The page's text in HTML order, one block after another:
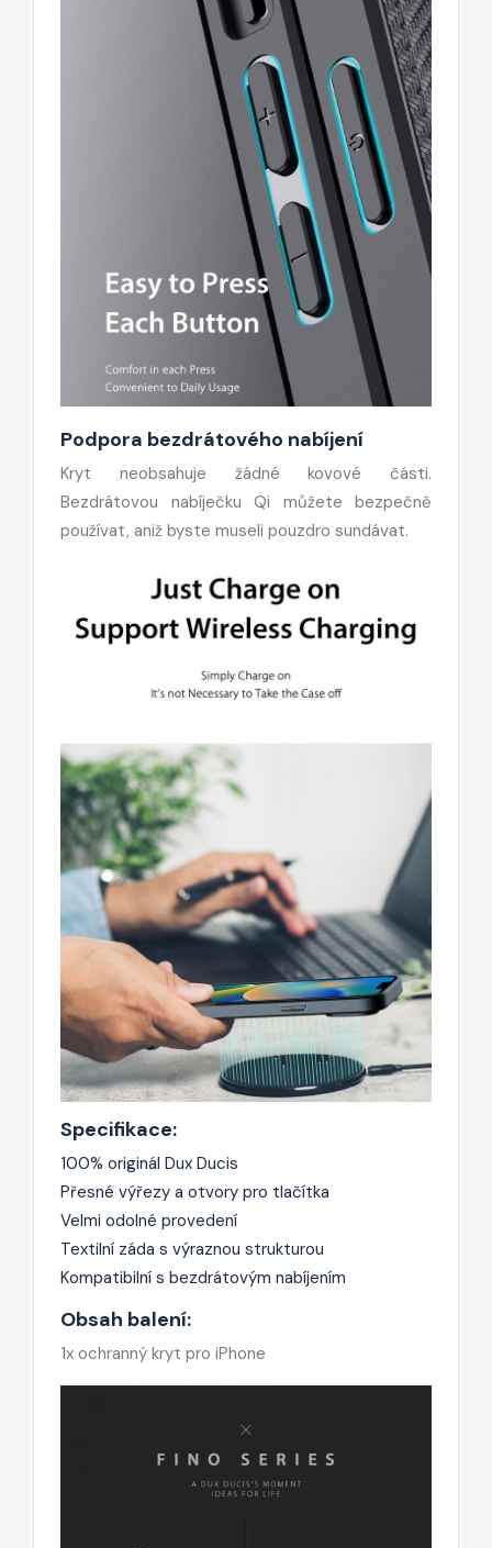
Podpora bezdrátového nabíjení
Kryt neobsahuje žádné kovové části.
Bezdrátovou nabíječku Qi můžete bezpečně
používat, aniž byste museli pouzdro sundávat.
Specifikace:
100% originál Dux Ducis
Přesné výřezy a otvory pro tlačítka
Velmi odolné provedení
Textilní záda s výraznou strukturou
Kompatibilní s bezdrátovým nabíjením
Obsah balení:
1x ochranný kryt pro iPhone